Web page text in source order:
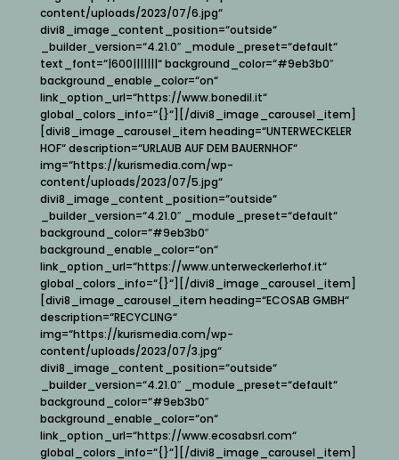
content/uploads/2023/07/6.jpg“
divi8_image_content_position=“outside“
_builder_version=“4.21.0″ _module_preset=“default“
text_font=“|600|||||||“ background_color=“#9eb3b0″
background_enable_color=“on“
link_option_url=“https://www.bonedil.it“
global_colors_info=“{}“][/divi8_image_carousel_item]
[divi8_image_carousel_item heading=“UNTERWECKELER
HOF“ description=“URLAUB AUF DEM BAUERNHOF“
img=“https://kurismedia.com/wp-
content/uploads/2023/07/5.jpg“
divi8_image_content_position=“outside“
_builder_version=“4.21.0″ _module_preset=“default“
background_color=“#9eb3b0″
background_enable_color=“on“
link_option_url=“https://www.unterweckerlerhof.it“
global_colors_info=“{}“][/divi8_image_carousel_item]
[divi8_image_carousel_item heading=“ECOSAB GMBH“
description=“RECYCLING“
img=“https://kurismedia.com/wp-
content/uploads/2023/07/3.jpg“
divi8_image_content_position=“outside“
_builder_version=“4.21.0″ _module_preset=“default“
background_color=“#9eb3b0″
background_enable_color=“on“
link_option_url=“https://www.ecosabsrl.com“
global_colors_info=“{}“][/divi8_image_carousel_item]